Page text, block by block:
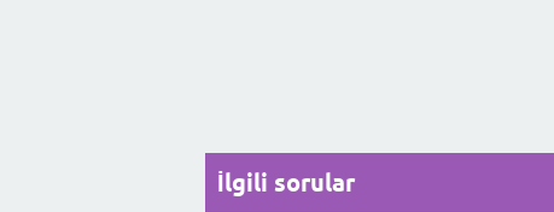
İlgili sorular